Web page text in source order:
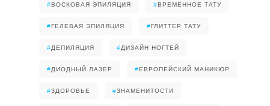
#ВОСКОВАЯ ЭПИЛЯЦИЯ #ВРЕМЕННОЕ ТАТУ
#ГЕЛЕВАЯ ЭПИЛЯЦИЯ #ГЛИТТЕР ТАТУ
#ДЕПИЛЯЦИЯ #ДИЗАЙН НОГТЕЙ
#ДИОДНЫЙ ЛАЗЕР #ЕВРОПЕЙСКИЙ МАНИКЮР
#ЗДОРОВЬЕ #ЗНАМЕНИТОСТИ